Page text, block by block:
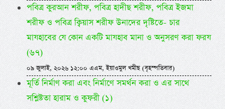
পবিত্র কুরআন শরীফ, পবিত্র হাদীছ শরীফ, পবিত্র ইজমা
শরীফ ও পবিত্র ক্বিয়াস শরীফ উনাদের দৃষ্টিতে- চার
মাযহাবের যে কোন একটি মাযহাব মানা ও অনুসরণ করা ফরয
(৬৭)
০৯ জুলাই, ২০২৬ ১২:০০ এএম, ইয়াওমুল খমীছ (বৃহস্পতিবার)
মূর্তি নির্মাণ করা এবং নির্মাণে সমর্থন করা ও এর সাথে
সশ্লিষ্টতা হারাম ও কুফরী (১)